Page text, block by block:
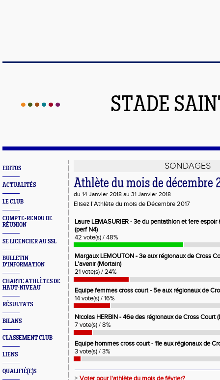
STADE
EDITOS
ACTUALITÉS
LE CLUB
COMPTE-RENDU DE
RÉUNION
SE LICENCIER AU SSL
BULLETIN
D'INFORMATION
CHARTE ATHLÈTES DE
HAUT-NIVEAU
RÉSULTATS
BILANS
CLASSEMENT CLUB
LIENS
QUALIFIÉ(E)S
SONDAGES
Athlète du mois de décembre
du 14 Janvier 2018 au 31 Janvier 2018
Elisez l'Athlète du mois de Décembre 2017
Laure LEMASURIER - 3e du pentathlon et 1ere
(perf N4)
42 vote(s) / 48%
Margaux LEMOUTON - 3e aux régionaux de Cross
L'avenir (Mortain)
21 vote(s) / 24%
Equipe femmes cross court - 5e aux régionaux de
14 vote(s) / 16%
Nicolas HERBIN - 46e des régionaux de Cross Court
7 vote(s) / 8%
Equipe hommes cross court - 11e aux régionaux de
3 vote(s) / 3%
>